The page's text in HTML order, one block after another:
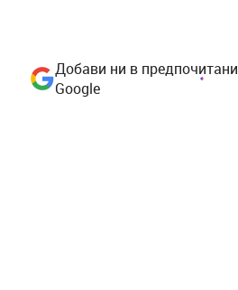
Добави ни в
Google